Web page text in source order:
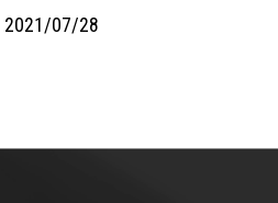
2021/07/28